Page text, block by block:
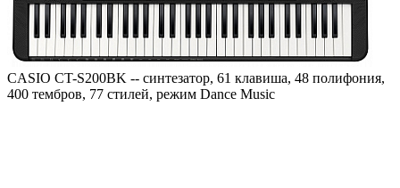
CASIO CT-S200BK -- синтезатор, 61 клавиша, 48 полифония,
400 тембров, 77 стилей, режим Dance Music